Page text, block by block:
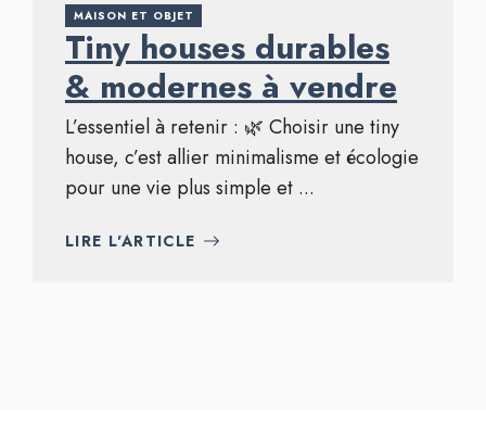
MAISON ET OBJET
Tiny houses durables
& modernes à vendre
L’essentiel à retenir : 🌿 Choisir une tiny
house, c’est allier minimalisme et écologie
pour une vie plus simple et ...
LIRE L'ARTICLE